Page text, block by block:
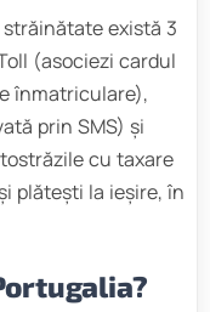
există 3
(asociezi cardul
înmatriculare),
prin SMS) și
cu taxare
plătești la ieșire, în